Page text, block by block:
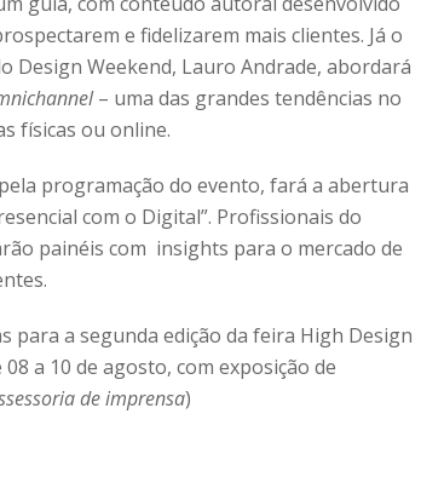
e fidelizarem mais clientes. Já o
Design Weekend, Lauro Andrade, abordará
– uma das grandes tendências no
físicas ou online.
programação do evento, fará a abertura
com o Digital”. Profissionais do
painéis com insights para o mercado de
a segunda edição da feira High Design
a 10 de agosto, com exposição de
de imprensa)